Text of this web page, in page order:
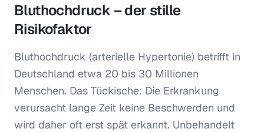
Bluthochdruck – der stille
Risikofaktor
Bluthochdruck (arterielle Hypertonie) betrifft in
Deutschland etwa 20 bis 30 Millionen
Menschen. Das Tückische: Die Erkrankung
verursacht lange Zeit keine Beschwerden und
wird daher oft erst spät erkannt. Unbehandelt